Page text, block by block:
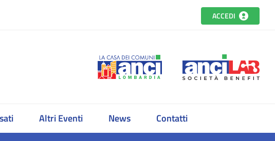
ACCEDI
Altri Eventi News Contatti